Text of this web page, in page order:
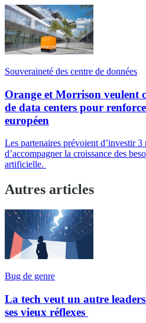
Souveraineté des centre de données
Orange et Morrison veulent
de data centers pour
européen
Les partenaires prévoient d’investir
d’accompagner la croissance des
artificielle.
Autres articles
Bug de genre
La tech veut un autre
ses vieux réflexes